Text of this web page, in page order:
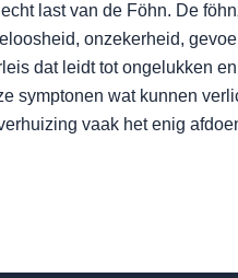
last van de Föhn. De
onzekerheid,
dat leidt tot ongelukken
symptonen wat kunnen
vaak het enig